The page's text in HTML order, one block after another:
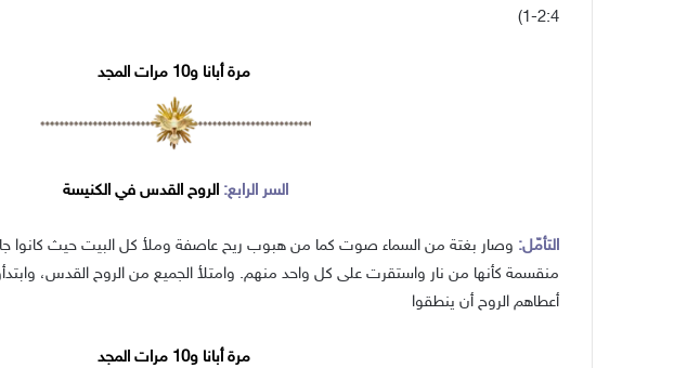
2:4-1)
مرة أبانا و10 مرات المجد
السر الرابع: الروح القدس في الكنيسة
التأمّل: وصار بغتة من السماء صوت كما من هبوب ريح عاصفة وملأ كل البيت حيث كانوا
منقسمة كأنها من نار واستقرت على كل واحد منهم. وامتلأ الجميع من الروح القدس،
أعطاهم الروح أن ينطقوا
مرة أبانا و10 مرات المجد